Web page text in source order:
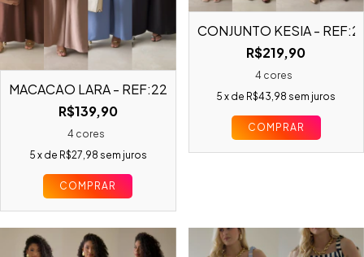
MACACÃO LARA - REF:22935
R$139,90
4 cores
5 x de R$27,98 sem juros
COMPRAR
CONJUNTO KÉSIA -
R$219,90
4 cores
5 x de R$43,98 sem juros
COMPRAR